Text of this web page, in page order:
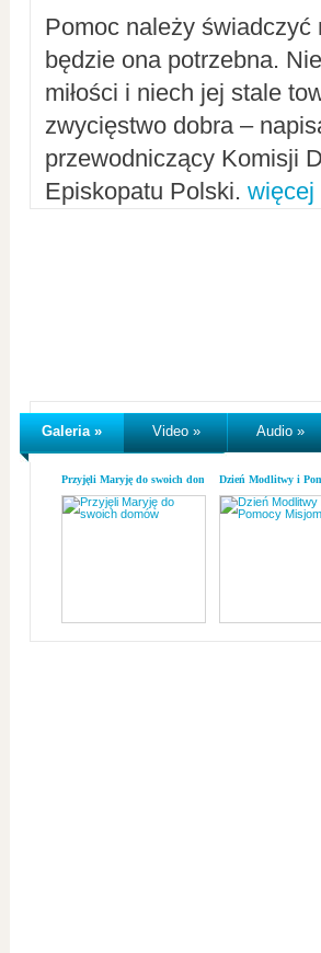
Pomoc należy świadczyć
będzie ona potrzebna.
miłości i niech jej stale
zwycięstwo dobra –
przewodniczący Komisji
Episkopatu Polski. więcej
Galeria » Video » Audio »
Przyjęli Maryję do swoich domówDzień Modlitwy i